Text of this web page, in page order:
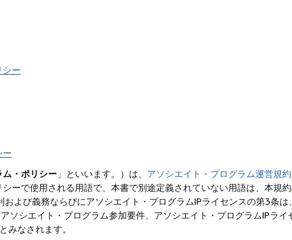
シー
ー
ム・ポリシー 」といいます。）は、 アソシエイト・プログラム運営規約
ーで使用される用語で、本書で別途定義されていない用語は、本規
よび義務ならびにアソシエイト・プログラムIPライセンスの第3条
ソシエイト・プログラム参加要件、アソシエイト・プログラムIPラ
みなされます。